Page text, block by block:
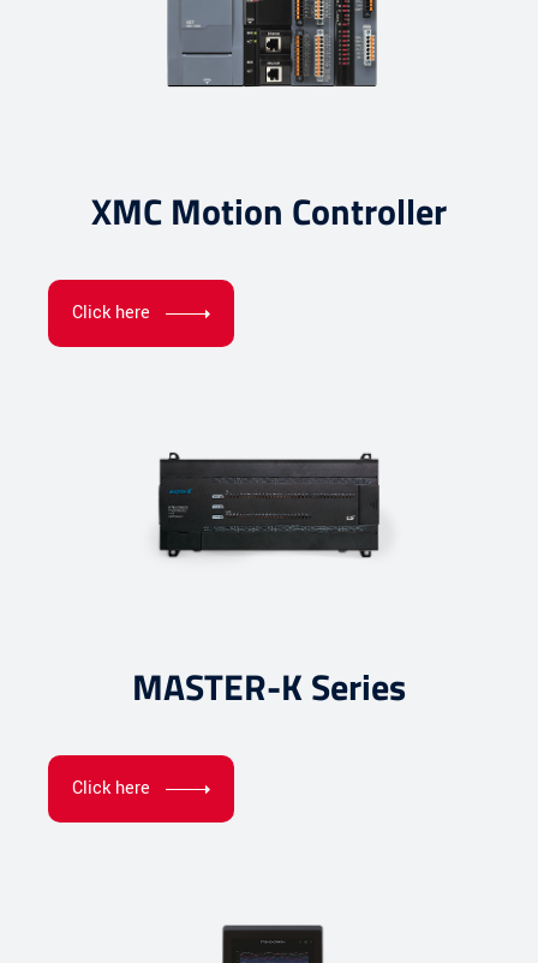
XMC Motion Controller
Click here
MASTER-K Series
Click here